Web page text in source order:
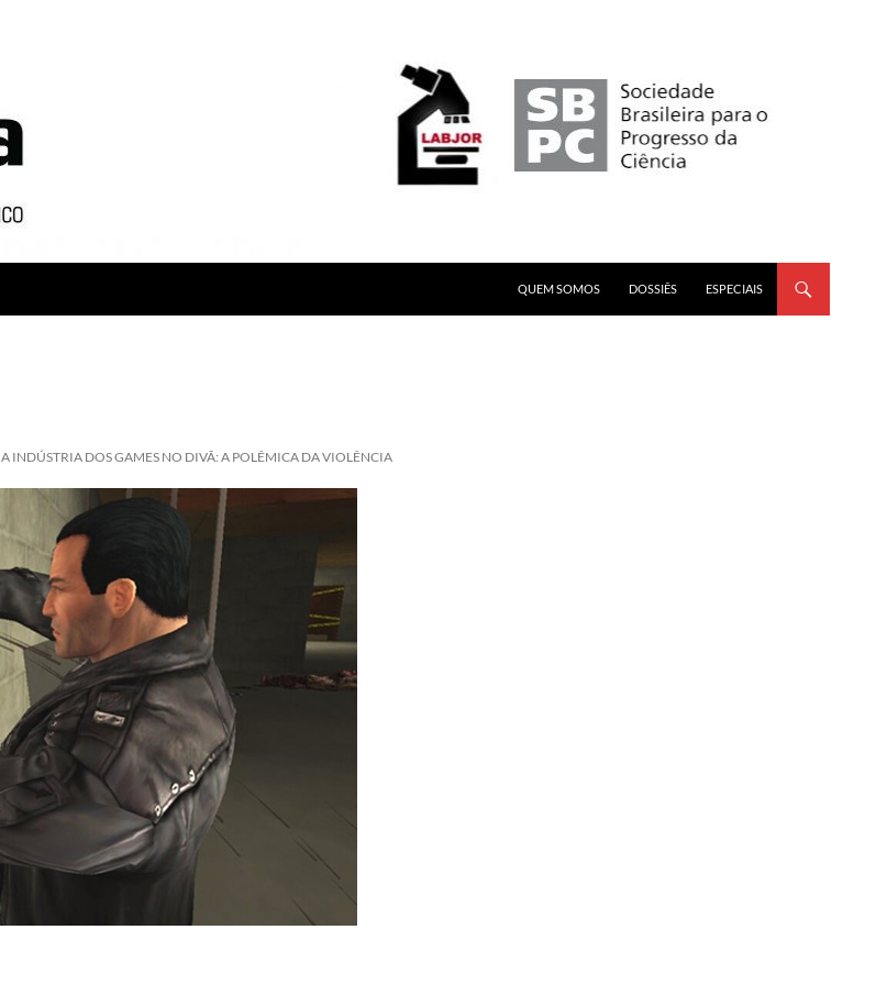
QUEM SOMOS
DOSSIÊS ESPECIAIS
A INDÚSTRIA DOS GAMES NO DIVÃ: A POLÊMICA DA VIOLÊNCIA